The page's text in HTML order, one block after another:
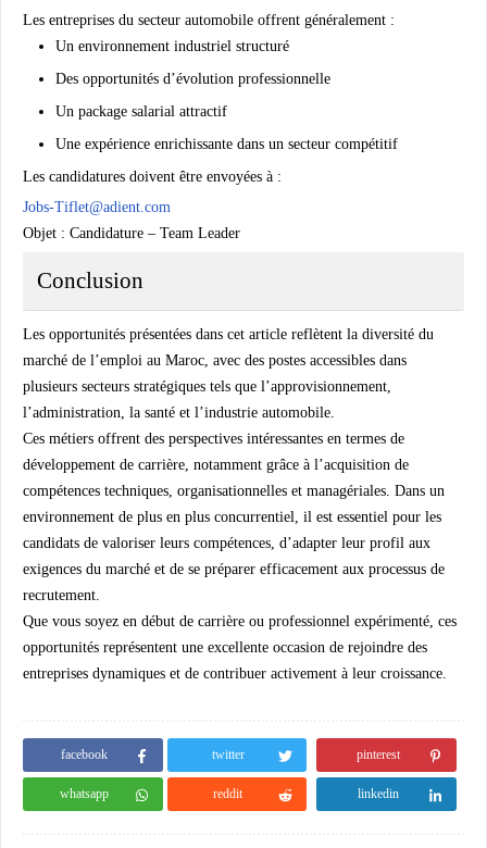
Les entreprises du secteur automobile offrent généralement :
Un environnement industriel structuré
Des opportunités d’évolution professionnelle
Un package salarial attractif
Une expérience enrichissante dans un secteur compétitif
Les candidatures doivent être envoyées à :
Jobs-Tiflet@adient.com
Objet : Candidature – Team Leader
Conclusion
Les opportunités présentées dans cet article reflètent la diversité du
marché de l’emploi au Maroc, avec des postes accessibles dans
plusieurs secteurs stratégiques tels que l’approvisionnement,
l’administration, la santé et l’industrie automobile.
Ces métiers offrent des perspectives intéressantes en termes de
développement de carrière, notamment grâce à l’acquisition de
compétences techniques, organisationnelles et managériales. Dans un
environnement de plus en plus concurrentiel, il est essentiel pour les
candidats de valoriser leurs compétences, d’adapter leur profil aux
exigences du marché et de se préparer efficacement aux processus de
recrutement.
Que vous soyez en début de carrière ou professionnel expérimenté, ces
opportunités représentent une excellente occasion de rejoindre des
entreprises dynamiques et de contribuer activement à leur croissance.
facebook twitter pinterest
whatsapp reddit linkedin